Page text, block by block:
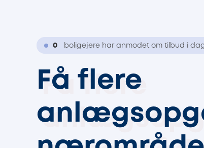
0 boligejere har anmodet om tilbud i
Få flere